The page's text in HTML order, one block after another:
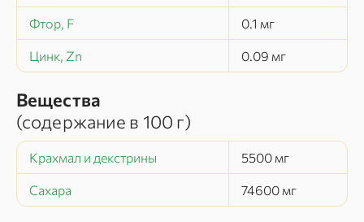
Фтор, F 0.1 мг
Цинк, Zn 0.09 мг
Вещества
(содержание в 100 г)
Крахмал и декстрины 5500 мг
Сахара 74600 мг